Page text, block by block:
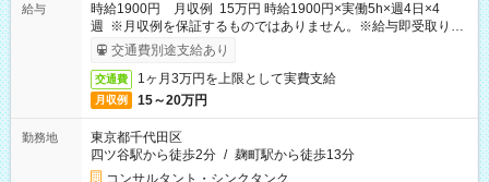
給与
時給1900円 月収例 15万円 時給1900円×実働5h×週4日×4
週 ※月収例を保証するものではありません。※給与即受取りサ
ービス利用可（利用条件有）
交通費別途支給あり
交通費 1ヶ月3万円を上限として実費支給
月収例 15～20万円
勤務地
東京都千代田区
四ツ谷駅から徒歩2分 / 麹町駅から徒歩13分
コンサルタント・シンクタンク